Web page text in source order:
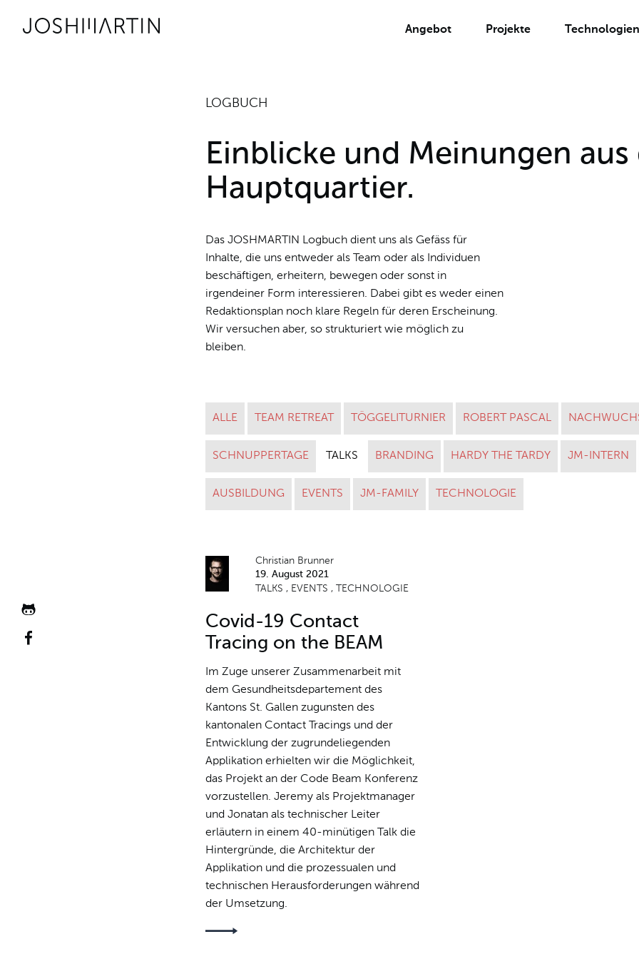
Link zur Startseite Angebot Projekte Technologien
JOSHMARTIN >
LOGBUCH
Einblicke und Meinungen aus
Hauptquartier.
Das JOSHMARTIN Logbuch dient uns als Gefäss für
Inhalte, die uns entweder als Team oder als Individuen
beschäftigen, erheitern, bewegen oder sonst in
irgendeiner Form interessieren. Dabei gibt es weder einen
Redaktionsplan noch klare Regeln für deren Erscheinung.
Wir versuchen aber, so strukturiert wie möglich zu
bleiben.
ALLE TEAM RETREAT TÖGGELITURNIER ROBERT PASCAL
SCHNUPPERTAGE TALKS BRANDING HARDY THE TARDY JM-INTERN
AUSBILDUNG EVENTS JM-FAMILY TECHNOLOGIE
Christian Brunner
19. August 2021
TALKS
EVENTS TECHNOLOGIE
Covid-19 Contact
Tracing on the BEAM
Im Zuge unserer Zusammenarbeit mit
dem Gesundheitsdepartement des
Kantons St. Gallen zugunsten des
kantonalen Contact Tracings und der
Entwicklung der zugrundeliegenden
Applikation erhielten wir die Möglichkeit,
das Projekt an der Code Beam Konferenz
vorzustellen. Jeremy als Projektmanager
und Jonatan als technischer Leiter
erläutern in einem 40-minütigen Talk die
Hintergründe, die Architektur der
Applikation und die prozessualen und
technischen Herausforderungen während
der Umsetzung.